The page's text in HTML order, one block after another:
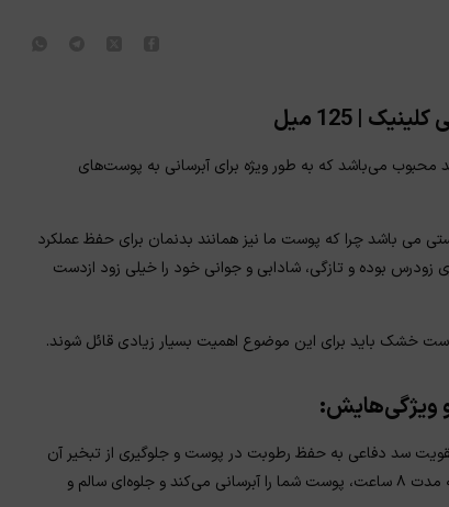
| 125 میل
محبوب می‌باشد که به طور ویژه برای آبرسانی به پوست‌های
می باشد چرا که پوست ما نیز همانند بدنمان برای حفظ عملکرد
بوده و تازگی، شادابی و جوانی خود را خیلی زود ازدست
خشک باید برای این موضوع اهمیت بسیار زیادی قائل شوند.
ویژگی‌هایش:
سد دفاعی به حفظ رطوبت در پوست و جلوگیری از تبخیر آن
کمک می‌کند. این محصول به راحتی روی پوست پخش شده و جذب می‌شود و به مدت ۸ ساعت، پوست شما را آبرسانی می‌کند و جلوه‌ای سالم و